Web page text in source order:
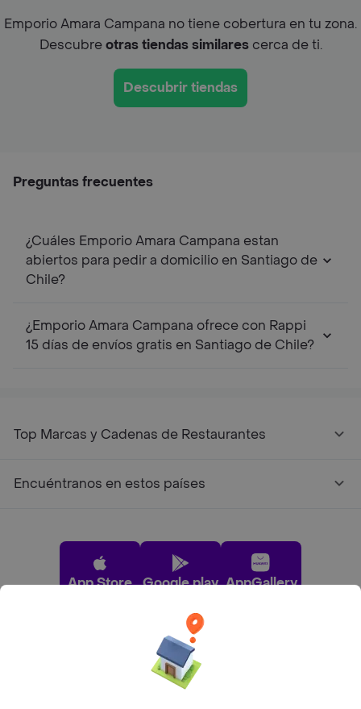
Emporio Amara Campana no tiene cobertura en tu zona.
Descubreotras tiendas similarescerca de ti.
Descubrir tiendas
Preguntas frecuentes
¿Cuáles Emporio Amara Campana estan
abiertos para pedir a domicilio en Santiago de
Chile?
¿Emporio Amara Campana ofrece con Rappi
15 días de envíos gratis en Santiago de Chile?
Top Marcas y Cadenas de Restaurantes
Encuéntranos en estos países
App Store Google play AppGallery
Pide tu comida favorita cerca de ti